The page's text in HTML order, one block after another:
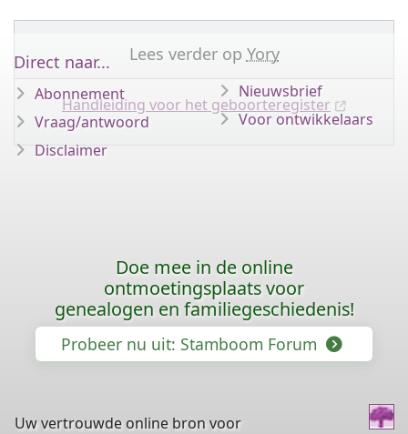
Lees verder op Yory
Handleiding voor het geboorteregister
Direct naar...
Abonnement
Vraag/antwoord
Disclaimer
Nieuwsbrief
Voor ontwikkelaars
Doe mee in de online
ontmoetingsplaats voor
genealogen en familiegeschiedenis!
Probeer nu uit: Stamboom Forum
Uw vertrouwde online bron voor